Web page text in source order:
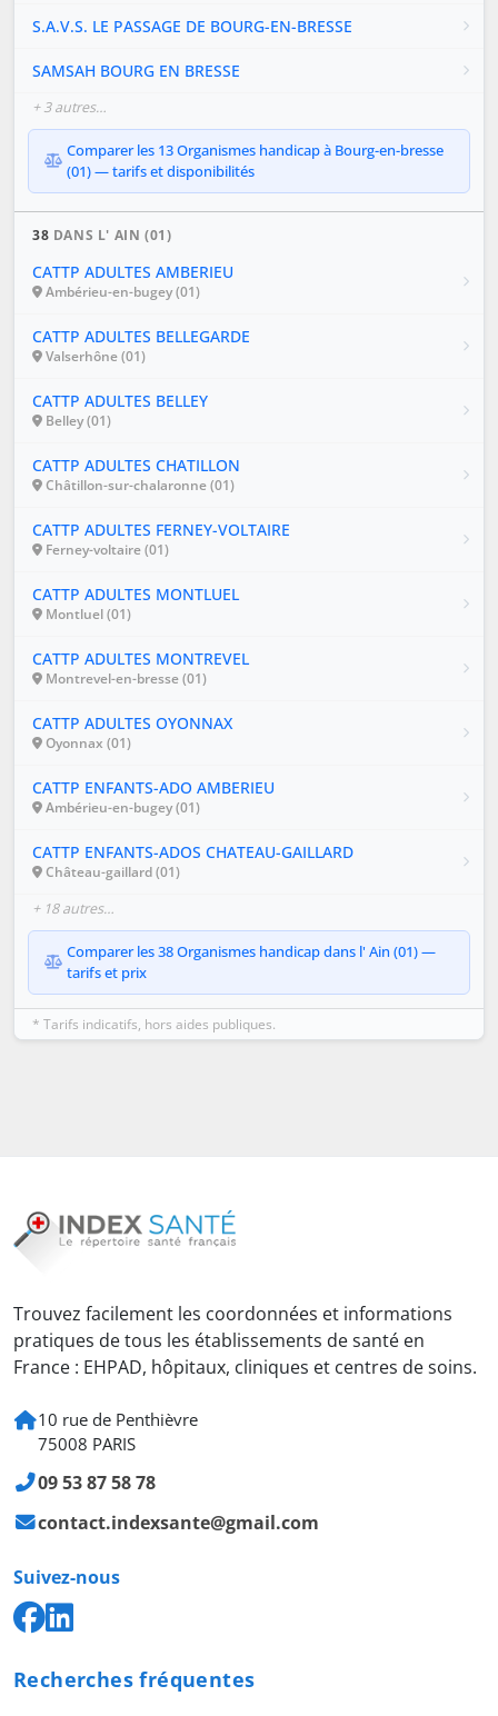
S.A.V.S. LE PASSAGE DE BOURG-EN-BRESSE
SAMSAH BOURG EN BRESSE
+ 3 autres…
Comparer les 13 Organismes handicap à Bourg-en-bresse
(01) — tarifs et disponibilités
38 DANS L' AIN (01)
CATTP ADULTES AMBERIEU
Ambérieu-en-bugey (01)
CATTP ADULTES BELLEGARDE
Valserhône (01)
CATTP ADULTES BELLEY
Belley (01)
CATTP ADULTES CHATILLON
Châtillon-sur-chalaronne (01)
CATTP ADULTES FERNEY-VOLTAIRE
Ferney-voltaire (01)
CATTP ADULTES MONTLUEL
Montluel (01)
CATTP ADULTES MONTREVEL
Montrevel-en-bresse (01)
CATTP ADULTES OYONNAX
Oyonnax (01)
CATTP ENFANTS-ADO AMBERIEU
Ambérieu-en-bugey (01)
CATTP ENFANTS-ADOS CHATEAU-GAILLARD
Château-gaillard (01)
+ 18 autres…
Comparer les 38 Organismes handicap dans l' Ain (01) —
tarifs et prix
* Tarifs indicatifs, hors aides publiques.
Trouvez facilement les coordonnées et informations
pratiques de tous les établissements de santé en
France : EHPAD, hôpitaux, cliniques et centres de soins.
10 rue de Penthièvre
75008 PARIS
09 53 87 58 78
contact.indexsante@gmail.com
Suivez-nous
Recherches fréquentes